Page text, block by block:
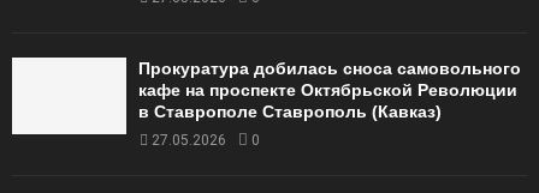
Прокуратура добилась сноса самовольного
кафе на проспекте Октябрьской Революции
в Ставрополе Ставрополь (Кавказ)
27.05.2026 0